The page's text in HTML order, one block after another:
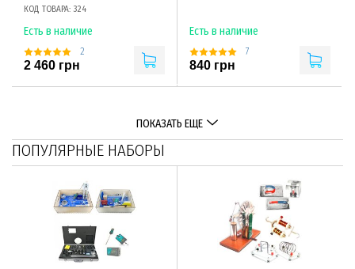
КОД ТОВАРА: 324
Есть в наличие
2
2 460 грн
Есть в наличие
7
840 грн
ПОКАЗАТЬ ЕЩЕ
ПОПУЛЯРНЫЕ НАБОРЫ